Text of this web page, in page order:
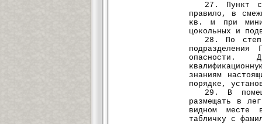
27. Пункт
правило, в
кв. м при
цокольных и
28. По
опасности.
знаниям
порядке,
29. В
размещать в
видном месте
табличку с